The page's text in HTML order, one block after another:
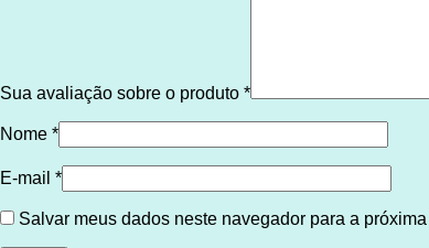
Sua avaliação sobre o produto *
Nome *
E-mail *
Salvar meus dados neste navegador para a